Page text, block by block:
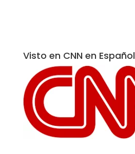
Visto en CNN en Español